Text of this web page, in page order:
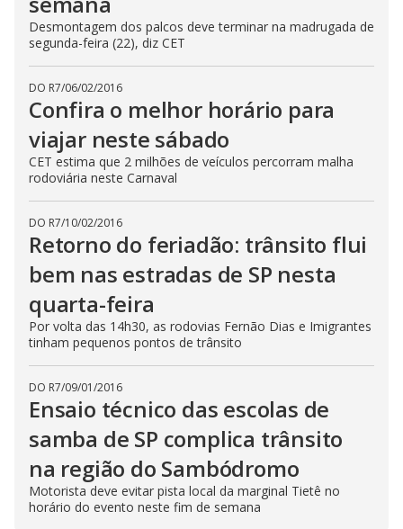
Desmontagem dos palcos deve terminar na madrugada de
segunda-feira (22), diz CET
DO R7/06/02/2016
Confira o melhor horário para
viajar neste sábado
CET estima que 2 milhões de veículos percorram malha
rodoviária neste Carnaval
DO R7/10/02/2016
Retorno do feriadão: trânsito flui
bem nas estradas de SP nesta
quarta-feira
Por volta das 14h30, as rodovias Fernão Dias e Imigrantes
tinham pequenos pontos de trânsito
DO R7/09/01/2016
Ensaio técnico das escolas de
samba de SP complica trânsito
na região do Sambódromo
Motorista deve evitar pista local da marginal Tietê no
horário do evento neste fim de semana